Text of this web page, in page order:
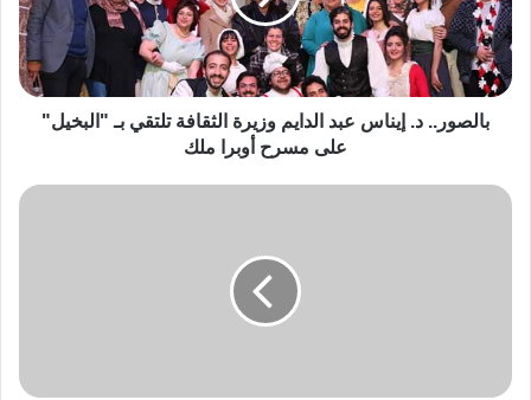
بالصور.. د. إيناس عبد الدايم وزيرة الثقافة تلتقي بـ "البخيل"
على مسرح أوبرا ملك